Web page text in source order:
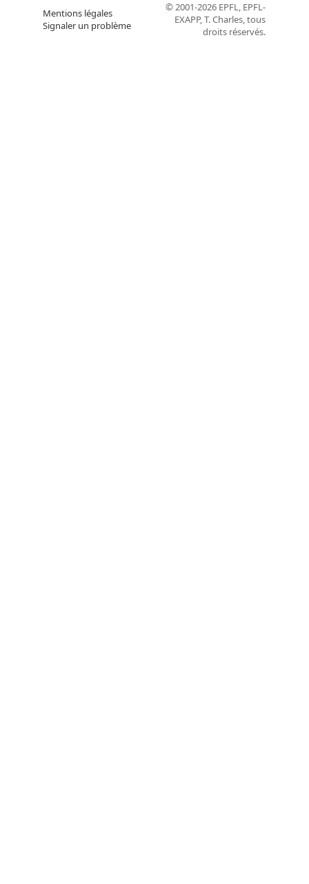
Mentions légales
Signaler un problème
© 2001-2026 EPFL, EPFL-
EXAPP, T. Charles, tous
droits réservés.